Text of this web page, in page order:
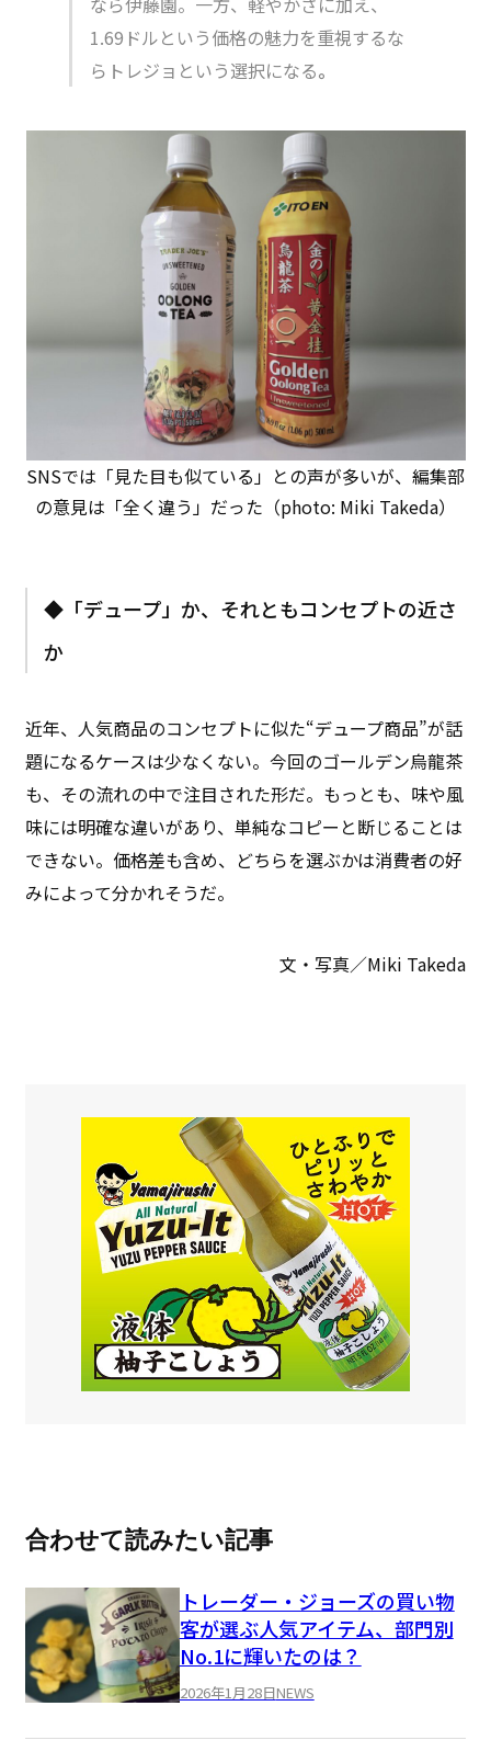
1.69ドルという価格の魅力を重視するな
らトレジョという選択になる。
SNSでは「見た目も似ている」との声が多いが、編集部
の意見は「全く違う」だった（photo: Miki Takeda）
◆「デュープ」か、それともコンセプトの近さ
か
近年、人気商品のコンセプトに似た“デュープ商品”が話
題になるケースは少なくない。今回のゴールデン烏龍茶
も、その流れの中で注目された形だ。もっとも、味や風
味には明確な違いがあり、単純なコピーと断じることは
できない。価格差も含め、どちらを選ぶかは消費者の好
みによって分かれそうだ。
文・写真／Miki Takeda
合わせて読みたい記事
トレーダー・ジョーズの買い物
客が選ぶ人気アイテム、部門別
No.1に輝いたのは？
2026年1月28日NEWS